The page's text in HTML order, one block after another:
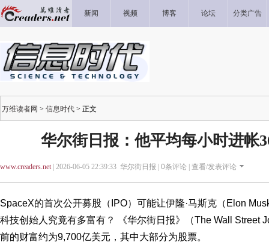
新闻 视频 博客 论坛 分类广告
万维读者网 > 信息时代 > 正文
华尔街日报：他平均每小时进帐
www.creaders.net| 2026-06-05 22:39:33 华尔街日报 | 0条评论 | 查看/发表评论
SpaceX的首次公开募股（IPO）可能让伊隆·马斯克（Elon
科技创始人究竟有多富有？ 《华尔街日报》（The Wall Street
前的财富约为9,700亿美元，其中大部分为股票。